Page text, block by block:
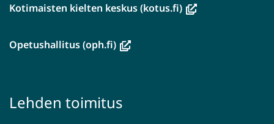
Kotimaisten kielten keskus (kotus.fi)(avautuu
Opetushallitus (oph.fi)(avautuu
toiseen
Lehden toimitus